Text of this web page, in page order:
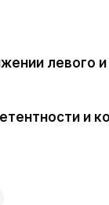
левого и
и